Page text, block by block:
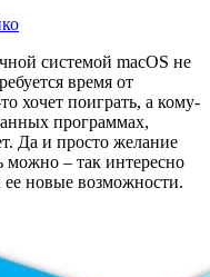
системой macOS не
время от
хочет поиграть, а кому-
программах,
Да и просто желание
можно – так интересно
новые возможности.